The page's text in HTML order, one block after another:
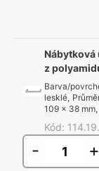
Nábytková
z
Barva/
lesklé,
109 x 38 mm,
Kód:
- +